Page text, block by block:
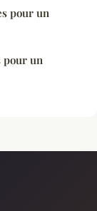
pour un
pour un